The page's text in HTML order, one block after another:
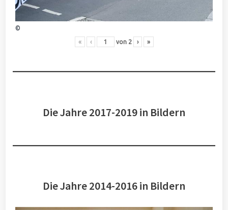
©
« ‹ von 2 › »
Die Jahre 2017-2019 in Bildern
Die Jahre 2014-2016 in Bildern